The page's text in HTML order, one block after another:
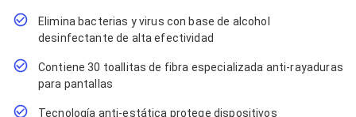
Cables Coaxiales
Accesorios para Cables
Conectores
Tapas y Cajas
Pinzas Ponchadoras
Elimina bacterias y virus con base de alcohol
desinfectante de alta efectividad
Contiene 30 toallitas de fibra especializada anti-rayaduras
para pantallas
Tecnología anti-estática protege dispositivos